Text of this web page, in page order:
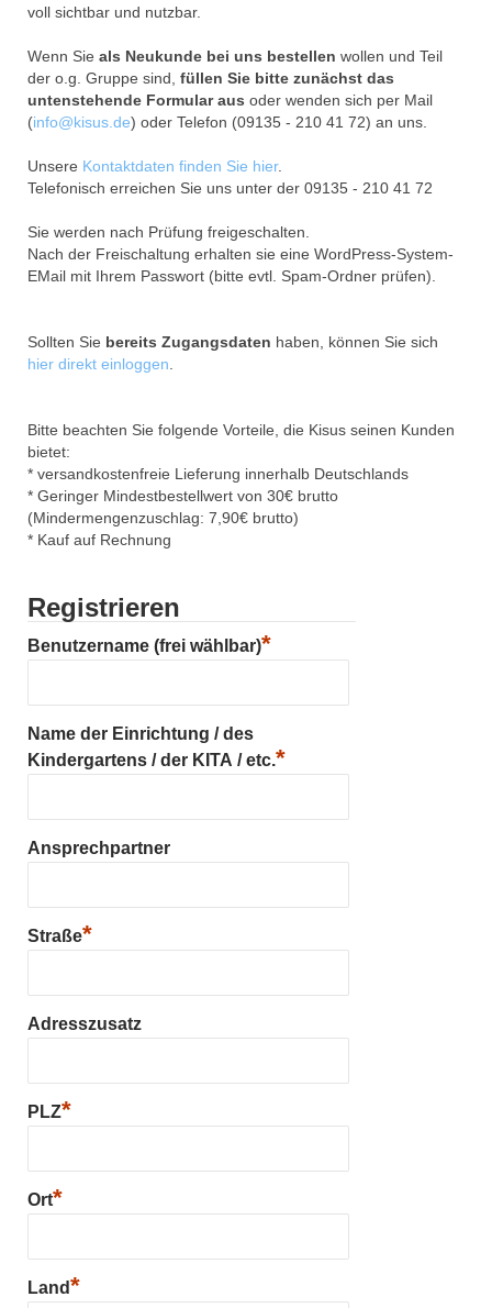
voll sichtbar und nutzbar.
Wenn Sie als Neukunde bei uns bestellen wollen und Teil
der o.g. Gruppe sind, füllen Sie bitte zunächst das
untenstehende Formular aus oder wenden sich per Mail
(info@kisus.de) oder Telefon (09135 - 210 41 72) an uns.
Unsere Kontaktdaten finden Sie hier.
Telefonisch erreichen Sie uns unter der 09135 - 210 41 72
Sie werden nach Prüfung freigeschalten.
Nach der Freischaltung erhalten sie eine WordPress-System-
EMail mit Ihrem Passwort (bitte evtl. Spam-Ordner prüfen).
Sollten Sie bereits Zugangsdaten haben, können Sie sich
hier direkt einloggen
Bitte beachten Sie folgende Vorteile, die Kisus seinen Kunden
bietet:
* versandkostenfreie Lieferung innerhalb Deutschlands
* Geringer Mindestbestellwert von 30€ brutto
(Mindermengenzuschlag: 7,90€ brutto)
* Kauf auf Rechnung
Registrieren
Benutzername (frei wählbar)*
Name der Einrichtung / des
Kindergartens / der KITA / etc.*
Ansprechpartner
Straße*
Adresszusatz
PLZ*
Ort*
Land*